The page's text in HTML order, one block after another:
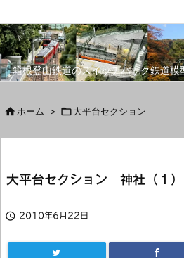
箱根登山鉄道のスイッチバック鉄道
 ホーム > 大平台セクション
大平台セクション 神社（１）
 2010年6月22日